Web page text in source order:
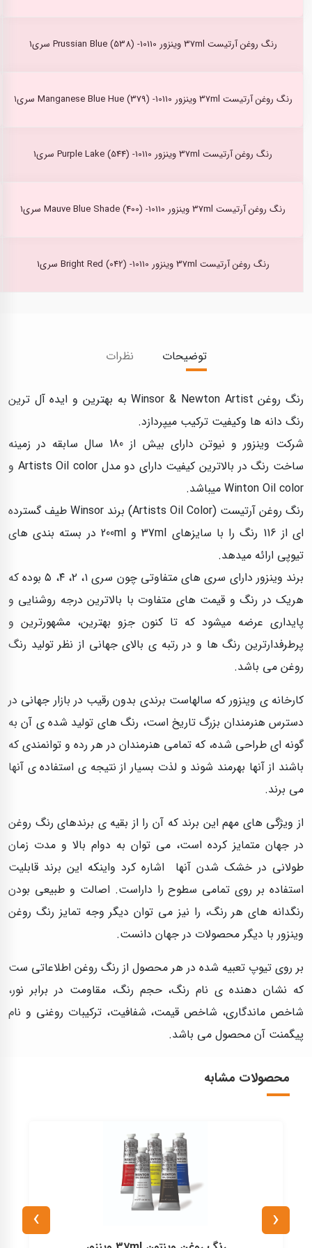
رنگ روغن آرتیست 37ml وینزور Prussian Blue (538) -10110 سری1
رنگ روغن آرتیست 37ml وینزور Manganese Blue Hue (379) -10110 سری1
رنگ روغن آرتیست 37ml وینزور Purple Lake (544) -10110 سری1
رنگ روغن آرتیست 37ml وینزور Mauve Blue Shade (400) -10110 سری1
رنگ روغن آرتیست 37ml وینزور Bright Red (042) -10110 سری1
توضیحات نظرات
رنگ روغن Winsor & Newton Artist به بهترین و ایده آل ترین
رنگ دانه ها وکیفیت ترکیب میپردازد.
شرکت وینزور و نیوتن دارای بیش از 180 سال سابقه در زمینه
ساخت رنگ در بالاترین کیفیت دارای دو مدل Artists Oil color و
Winton Oil color میباشد.
رنگ روغن آرتیست (Artists Oil Color) برند Winsor طیف گسترده
ای از 116 رنگ را با سایزهای 37ml و 200ml در بسته بندی های
تیوپی ارائه میدهد.
برند وینزور دارای سری های متفاوتی چون سری ۱، ۲، ۴، ۵ بوده که
هریک در رنگ و قیمت های متفاوت با بالاترین درجه روشنایی و
پایداری عرضه میشود که تا کنون جزو بهترین، مشهورترین و
پرطرفدارترین رنگ ها و در رتبه ی بالای جهانی از نظر تولید رنگ
روغن می باشد.
کارخانه ی وینزور که سالهاست برندی بدون رقیب در بازار جهانی در
دسترس هنرمندان بزرگ تاریخ است، رنگ های تولید شده ی آن به
گونه ای طراحی شده، که تمامی هنرمندان در هر رده و توانمندی که
باشند از آنها بهرمند شوند و لذت بسیار از نتیجه ی استفاده ی آنها
می برند.
از ویژگی های مهم این برند که آن را از بقیه ی برندهای رنگ روغن
در جهان متمایز کرده است، می توان به دوام بالا و مدت زمان
طولانی در خشک شدن آنها اشاره کرد واینکه این برند قابلیت
استفاده بر روی تمامی سطوح را داراست. اصالت و طبیعی بودن
رنگدانه‌ های هر رنگ، را نیز می توان دیگر وجه تمایز رنگ روغن
وینزور با دیگر محصولات در جهان دانست.
بر روی تیوپ تعبیه شده در هر محصول از رنگ روغن اطلاعاتی ست
که نشان دهنده ی نام رنگ، حجم رنگ، مقاومت در برابر نور،
شاخص ماندگاری، شاخص قیمت، شفافیت، ترکیبات روغنی و نام
پیگمنت آن محصول می باشد.
محصولات مشابه
‹
›